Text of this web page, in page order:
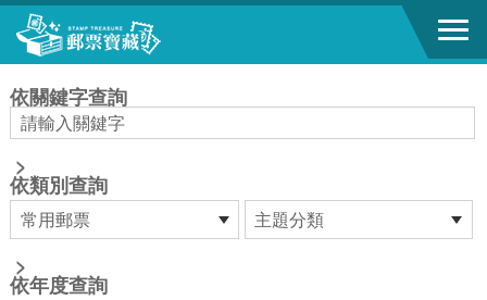
跳到主要內容區塊
依關鍵字查詢
>
依類別查詢
>
依年度查詢